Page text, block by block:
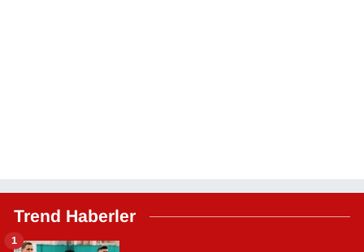
Trend Haberler
1